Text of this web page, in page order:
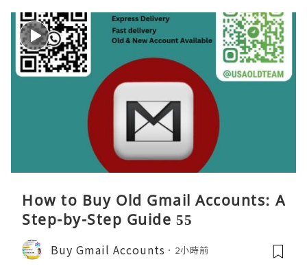
How to Buy Old Gmail Accounts: A
Step-by-Step Guide 55
Buy Gmail Accounts 2小時前